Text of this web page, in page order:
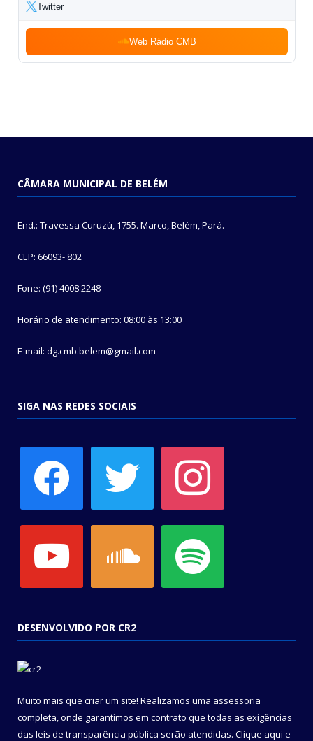
Twitter
Web Rádio CMB
CÂMARA MUNICIPAL DE BELÉM
End.: Travessa Curuzú, 1755. Marco, Belém, Pará.
CEP: 66093- 802
Fone: (91) 4008 2248
Horário de atendimento: 08:00 às 13:00
E-mail: dg.cmb.belem@gmail.com
SIGA NAS REDES SOCIAIS
DESENVOLVIDO POR CR2
Muito mais que criar um site! Realizamos uma assessoria
completa, onde garantimos em contrato que todas as exigências
das leis de transparência pública serão atendidas. Clique aqui e